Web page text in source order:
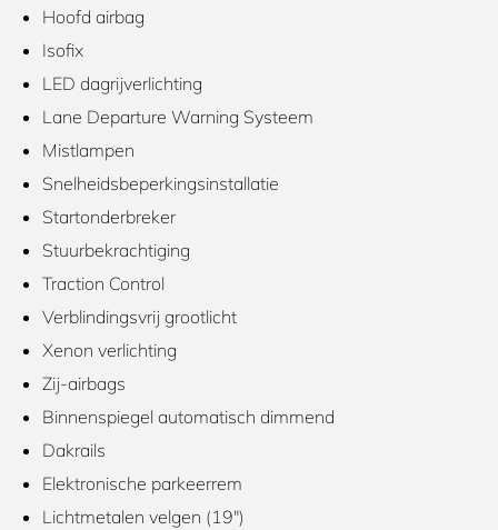
Hoofd airbag
Isofix
LED dagrijverlichting
Lane Departure Warning Systeem
Mistlampen
Snelheidsbeperkingsinstallatie
Startonderbreker
Stuurbekrachtiging
Traction Control
Verblindingsvrij grootlicht
Xenon verlichting
Zij-airbags
Binnenspiegel automatisch dimmend
Dakrails
Elektronische parkeerrem
Lichtmetalen velgen (19″)